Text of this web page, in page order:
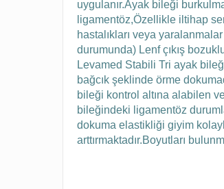
uygulanır.Ayak bileği
ligamentöz,Özellikle iltihap
hastalıkları veya yaralanmalar
durumunda) Lenf çıkış
Levamed Stabili Tri ayak
bağcık şeklinde örme
bileği kontrol altına alabilen
bileğindeki ligamentöz
dokuma elastikliği giyim
arttırmaktadır.Boyutları